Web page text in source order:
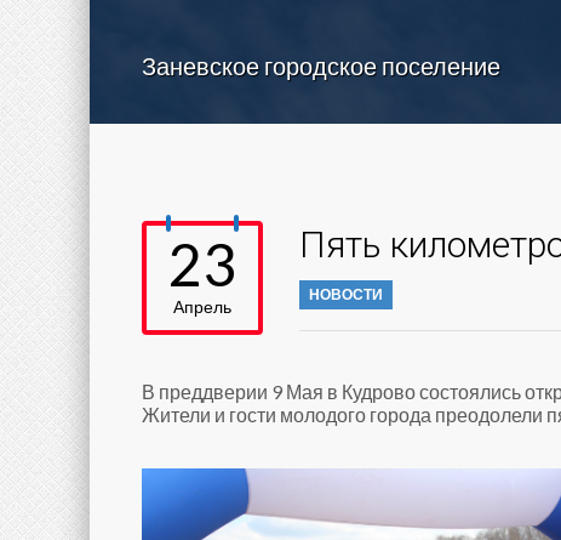
Заневское городское поселение
23
Апрель
Пять
НОВОСТИ
В преддверии 9 Мая в Кудрово состоялись
Жители и гости молодого города преодолели